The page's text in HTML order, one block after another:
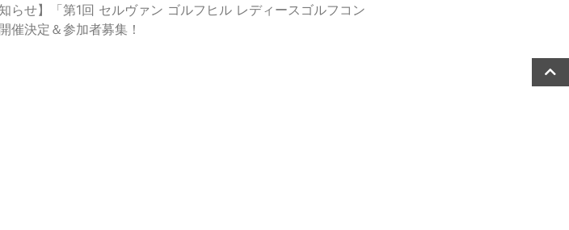
知らせ】「第1回 セルヴァン ゴルフヒル レディースゴルフコン
催決定＆参加者募集！